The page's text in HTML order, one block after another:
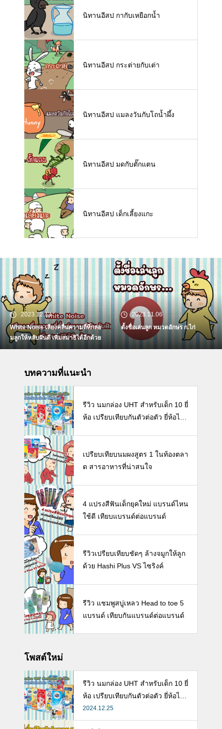
นิทานอีสป กากับเหยือกน้ำ
นิทานอีสป กระต่ายกับเต่า
นิทานอีสป แมลงวันกับโถน้ำผึ้ง
นิทานอีสป มดกับตั๊กแตน
นิทานอีสป เด็กเลี้ยงแกะ
2023.12.13
White Noise เสียงคลื่นความถี่ที่กล่อ
มลูกให้หลับฝันดี เพิ่มสมาธิได้อีกด้วย
2023.11.06
ตั้งชื่อเล่นลูก หมวดอักษร ก.ไก่
บทความที่แนะนำ
รีวิว นมกล่อง UHT สำหรับเด็ก 10 ยี่
ห้อ เปรียบเทียบกันตัวต่อตัว ยี่ห้อไห
เปรียบเทียบนมผงสูตร 1 ในท้องตลา
ด สารอาหารที่น่าสนใจ
4 แปรงสีฟันเด็กยุคใหม่ แบรนด์ไหน
ใช้ดี เทียบแบรนด์ต่อแบรนด์
รีวิวเปรียบเทียบชัดๆ ล้างจมูกให้ลูก
ด้วย Hashi Plus VS ไซริงค์
รีวิว แชมพูสบู่เหลว Head to toe 5
แบรนด์ เทียบกันแบรนด์ต่อแบรนด์
โพสต์ใหม่
รีวิว นมกล่อง UHT สำหรับเด็ก 10 ยี่
ห้อ เปรียบเทียบกันตัวต่อตัว ยี่ห้อไห
นดี พร้อมแนะวิธีการเลือกนมกล่องใ
ห้ลูก
2024.12.25